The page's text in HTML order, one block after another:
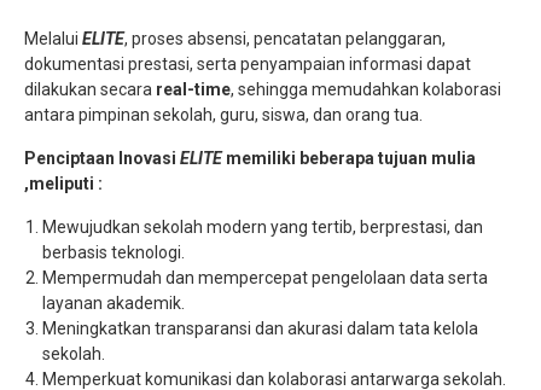
Melalui ELITE, proses absensi, pencatatan pelanggaran,
dokumentasi prestasi, serta penyampaian informasi dapat
dilakukan secara real-time, sehingga memudahkan kolaborasi
antara pimpinan sekolah, guru, siswa, dan orang tua.
Penciptaan Inovasi ELITEmemiliki beberapa tujuan mulia
,meliputi :
Mewujudkan sekolah modern yang tertib, berprestasi, dan
berbasis teknologi.
Mempermudah dan mempercepat pengelolaan data serta
layanan akademik.
Meningkatkan transparansi dan akurasi dalam tata kelola
sekolah.
Memperkuat komunikasi dan kolaborasi antarwarga sekolah.